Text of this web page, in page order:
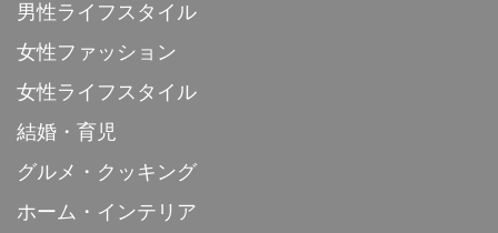
男性ライフスタイル
女性ファッション
女性ライフスタイル
結婚・育児
グルメ・クッキング
ホーム・インテリア